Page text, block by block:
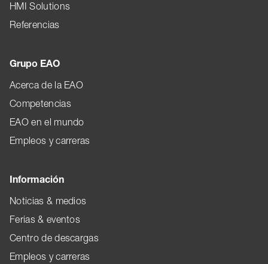
HMI Solutions
Referencias
Grupo EAO
Acerca de la EAO
Competencias
EAO en el mundo
Empleos y carreras
Información
Noticias & medios
Ferias & eventos
Centro de descargas
Empleos y carreras